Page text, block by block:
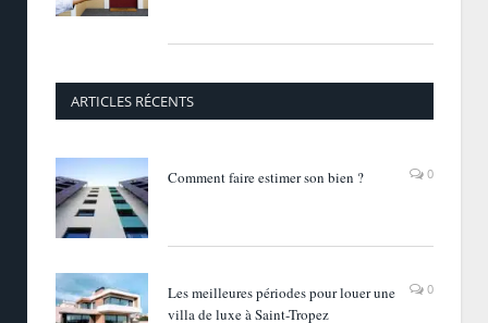
ARTICLES RÉCENTS
0
Comment faire estimer son bien ?
0
Les meilleures périodes pour louer une
villa de luxe à Saint-Tropez